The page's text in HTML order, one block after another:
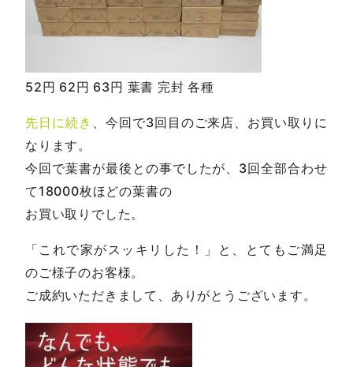
52円 62円 63円 葉書 完封 各種
先日に続き
、今回で3回目のご来店、お買い取りに
なります。
今回で葉書が最後との事でしたが、3回全部合わせ
て18000枚ほどの葉書の
お買い取りでした。
「これで家がスッキリした！」と、とてもご満足
のご様子のお客様。
ご成約いただきまして、ありがとうございます。